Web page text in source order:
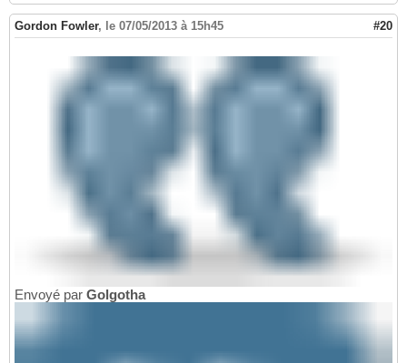
Gordon Fowler, le 07/05/2013 à 15h45 #20
Envoyé par Golgotha